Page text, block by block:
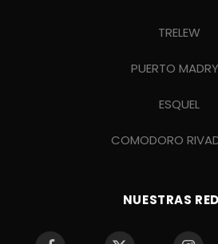
TRELEW
PUERTO
ESQUEL
COMODORO
NUESTRAS